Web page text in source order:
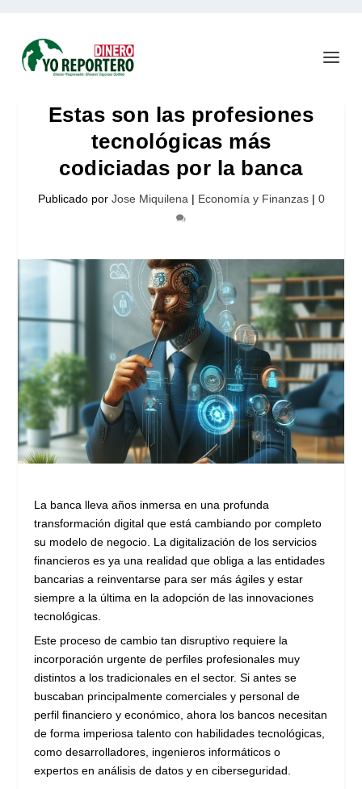
Estas son las profesiones
tecnológicas más
codiciadas por la banca
Publicado por Jose Miquilena | Economía y Finanzas| 0
La banca lleva años inmersa en una profunda
transformación digital que está cambiando por completo
su modelo de negocio. La digitalización de los servicios
financieros es ya una realidad que obliga a las entidades
bancarias a reinventarse para ser más ágiles y estar
siempre a la última en la adopción de las innovaciones
tecnológicas.
Este proceso de cambio tan disruptivo requiere la
incorporación urgente de perfiles profesionales muy
distintos a los tradicionales en el sector. Si antes se
buscaban principalmente comerciales y personal de
perfil financiero y económico, ahora los bancos necesitan
de forma imperiosa talento con habilidades tecnológicas,
como desarrolladores, ingenieros informáticos o
expertos en análisis de datos y en ciberseguridad.